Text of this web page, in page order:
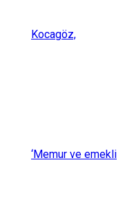
Kocagöz,
‘Memur ve emekli